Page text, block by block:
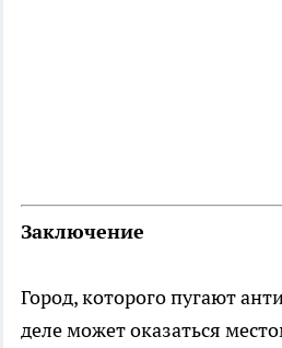
Заключение
Город, которого пугают
деле может оказаться